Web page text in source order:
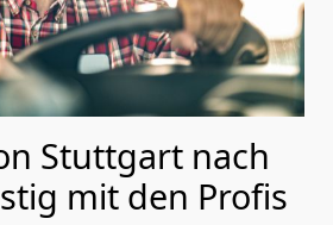
Stuttgart nach
mit den Profis